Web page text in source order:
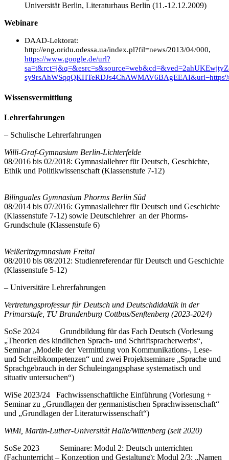
Universität Berlin, Literaturhaus Berlin (11.-12.12.2009)
Webinare
DAAD-Lektorat:
http://eng.oridu.odessa.ua/index.pl?fil=news/2013/04/000,
https://www.google.de/url?
Wissensvermittlung
Lehrerfahrungen
– Schulische Lehrerfahrungen
Willi-Graf-Gymnasium Berlin-Lichterfelde
08/2016 bis 02/2018: Gymnasiallehrer für Deutsch, Geschichte,
Ethik und Politikwissenschaft (Klassenstufe 7-12)
Bilinguales Gymnasium Phorms Berlin Süd
08/2014 bis 07/2016: Gymnasiallehrer für Deutsch und Geschichte
(Klassenstufe 7-12) sowie Deutschlehrer an der Phorms-
Grundschule (Klassenstufe 6)
Weißeritzgymnasium Freital
08/2010 bis 08/2012: Studienreferendar für Deutsch und Geschichte
(Klassenstufe 5-12)
– Universitäre Lehrerfahrungen
Vertretungsprofessur für Deutsch und Deutschdidaktik in der
Primarstufe, TU Brandenburg Cottbus/Senftenberg (2023-2024)
SoSe 2024 Grundbildung für das Fach Deutsch (Vorlesung
„Theorien des kindlichen Sprach- und Schriftspracherwerbs“,
Seminar „Modelle der Vermittlung von Kommunikations-, Lese-
und Schreibkompetenzen“ und zwei Projektseminare „Sprache und
Sprachgebrauch in der Schuleingangsphase systematisch und
situativ untersuchen“)
WiSe 2023/24 Fachwissenschaftliche Einführung (Vorlesung +
Seminar zu „Grundlagen der germanistischen Sprachwissenschaft“
und „Grundlagen der Literaturwissenschaft“)
WiMi, Martin-Luther-Universität Halle/Wittenberg (seit 2020)
SoSe 2023 Seminare: Modul 2: Deutsch unterrichten
(Fachunterricht – Konzeption und Gestaltung); Modul 2/3: „Namen